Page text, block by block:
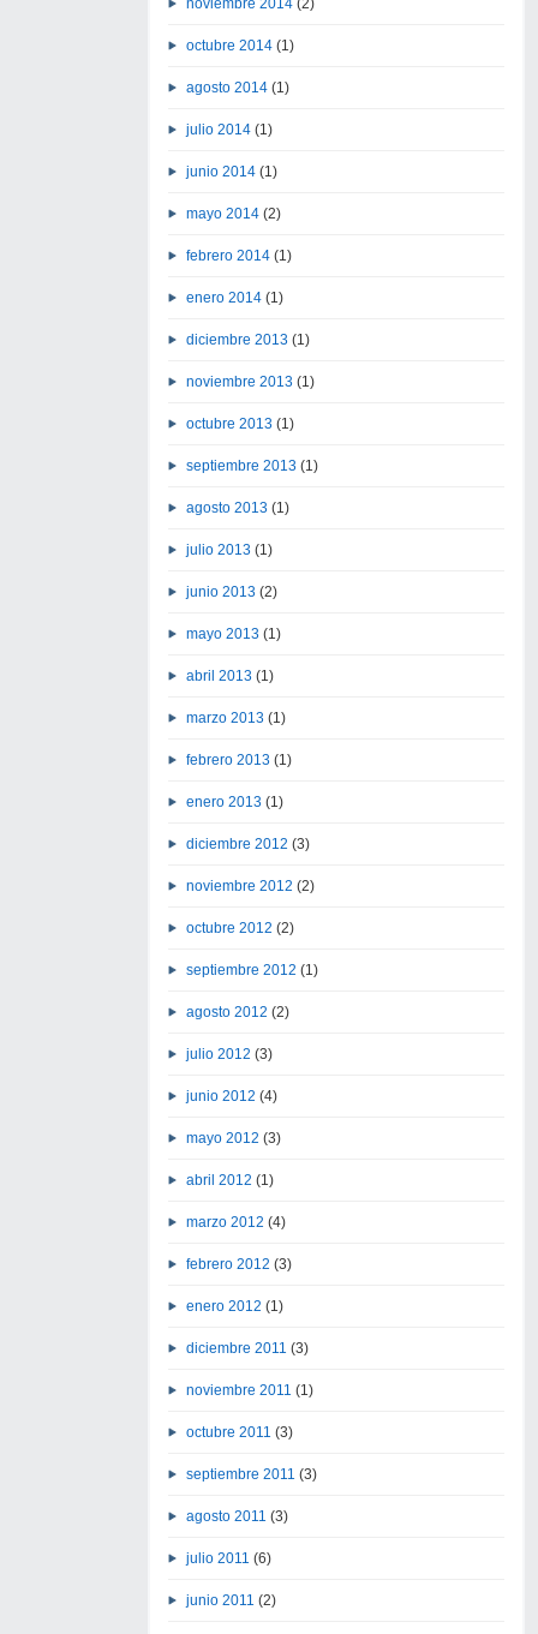
noviembre 2014(2)
octubre 2014(1)
agosto 2014(1)
julio 2014(1)
junio 2014(1)
mayo 2014(2)
febrero 2014(1)
enero 2014(1)
diciembre 2013 (1)
noviembre 2013 (1)
octubre 2013 (1)
septiembre 2013 (1)
agosto 2013 (1)
julio 2013 (1)
junio 2013 (2)
mayo 2013 (1)
abril 2013 (1)
marzo 2013 (1)
febrero 2013 (1)
enero 2013 (1)
diciembre 2012 (3)
noviembre 2012 (2)
octubre 2012 (2)
septiembre 2012 (1)
agosto 2012 (2)
julio 2012 (3)
junio 2012 (4)
mayo 2012 (3)
abril 2012 (1)
marzo 2012 (4)
febrero 2012 (3)
enero 2012 (1)
diciembre 2011 (3)
noviembre 2011 (1)
octubre 2011 (3)
septiembre 2011 (3)
agosto 2011 (3)
julio 2011 (6)
junio 2011 (2)